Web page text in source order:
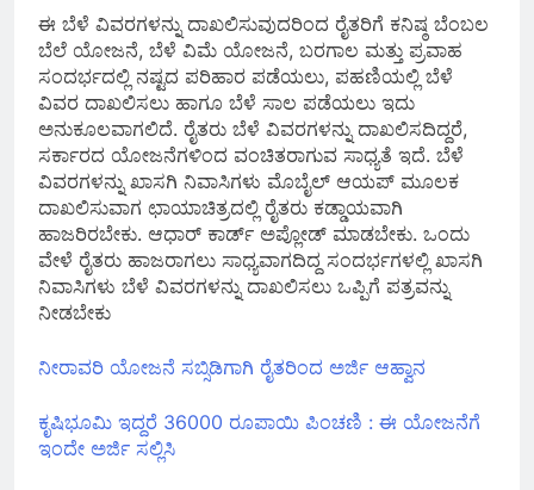
ಈ ಬೆಳೆ ವಿವರಗಳನ್ನು ದಾಖಲಿಸುವುದರಿಂದ ರೈತರಿಗೆ ಕನಿಷ್ಠ ಬೆಂಬಲ
ಬೆಲೆ ಯೋಜನೆ, ಬೆಳೆ ವಿಮೆ ಯೋಜನೆ, ಬರಗಾಲ ಮತ್ತು ಪ್ರವಾಹ
ಸಂದರ್ಭದಲ್ಲಿ ನಷ್ಟದ ಪರಿಹಾರ ಪಡೆಯಲು, ಪಹಣಿಯಲ್ಲಿ ಬೆಳೆ
ವಿವರ ದಾಖಲಿಸಲು ಹಾಗೂ ಬೆಳೆ ಸಾಲ ಪಡೆಯಲು ಇದು
ಅನುಕೂಲವಾಗಲಿದೆ. ರೈತರು ಬೆಳೆ ವಿವರಗಳನ್ನು ದಾಖಲಿಸದಿದ್ದರೆ,
ಸರ್ಕಾರದ ಯೋಜನೆಗಳಿಂದ ವಂಚಿತರಾಗುವ ಸಾಧ್ಯತೆ ಇದೆ. ಬೆಳೆ
ವಿವರಗಳನ್ನು ಖಾಸಗಿ ನಿವಾಸಿಗಳು ಮೊಬೈಲ್ ಆಯಪ್ ಮೂಲಕ
ದಾಖಲಿಸುವಾಗ ಛಾಯಾಚಿತ್ರದಲ್ಲಿ ರೈತರು ಕಡ್ಡಾಯವಾಗಿ
ಹಾಜರಿರಬೇಕು. ಆಧಾರ್ ಕಾರ್ಡ್ ಅಪ್ಲೋಡ್‌ ಮಾಡಬೇಕು. ಒಂದು
ವೇಳೆ ರೈತರು ಹಾಜರಾಗಲು ಸಾಧ್ಯವಾಗದಿದ್ದ ಸಂದರ್ಭಗಳಲ್ಲಿ ಖಾಸಗಿ
ನಿವಾಸಿಗಳು ಬೆಳೆ ವಿವರಗಳನ್ನು ದಾಖಲಿಸಲು ಒಪ್ಪಿಗೆ ಪತ್ರವನ್ನು
ನೀಡಬೇಕು
ನೀರಾವರಿ ಯೋಜನೆ ಸಬ್ಸಿಡಿಗಾಗಿ ರೈತರಿಂದ ಅರ್ಜಿ ಆಹ್ವಾನ
ಕೃಷಿಭೂಮಿ ಇದ್ದರೆ 36000 ರೂಪಾಯಿ ಪಿಂಚಣಿ : ಈ ಯೋಜನೆಗೆ
ಇಂದೇ ಅರ್ಜಿ ಸಲ್ಲಿಸಿ